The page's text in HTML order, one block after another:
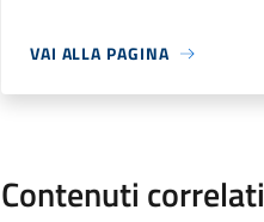
VAI ALLA PAGINA
Contenuti correlati